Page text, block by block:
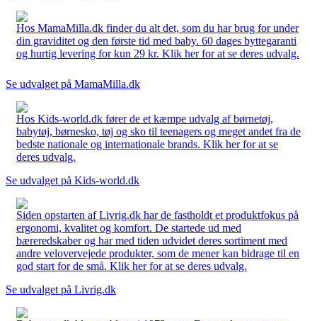
Hos MamaMilla.dk finder du alt det, som du har brug for under
din graviditet og den første tid med baby. 60 dages byttegaranti
og hurtig levering for kun 29 kr. Klik her for at se deres udvalg.
Se udvalget på MamaMilla.dk
Hos Kids-world.dk fører de et kæmpe udvalg af børnetøj,
babytøj, børnesko, tøj og sko til teenagers og meget andet fra de
bedste nationale og internationale brands. Klik her for at se
deres udvalg.
Se udvalget på Kids-world.dk
Siden opstarten af Livrig.dk har de fastholdt et produktfokus på
ergonomi, kvalitet og komfort. De startede ud med
bæreredskaber og har med tiden udvidet deres sortiment med
andre velovervejede produkter, som de mener kan bidrage til en
god start for de små. Klik her for at se deres udvalg.
Se udvalget på Livrig.dk